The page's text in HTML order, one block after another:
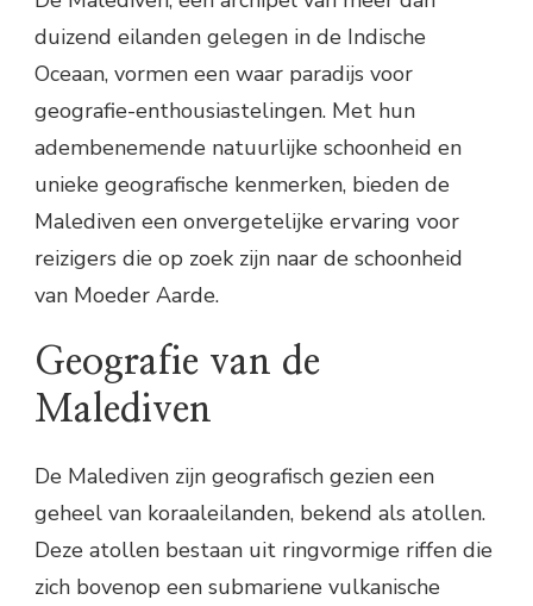
duizend eilanden gelegen in de Indische
Oceaan, vormen een waar paradijs voor
geografie-enthousiastelingen. Met hun
adembenemende natuurlijke schoonheid en
unieke geografische kenmerken, bieden de
Malediven een onvergetelijke ervaring voor
reizigers die op zoek zijn naar de schoonheid
van Moeder Aarde.
Geografie van de
Malediven
De Malediven zijn geografisch gezien een
geheel van koraaleilanden, bekend als atollen.
Deze atollen bestaan uit ringvormige riffen die
zich bovenop een submariene vulkanische